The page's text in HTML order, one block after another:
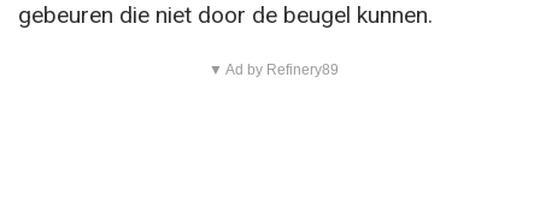
gebeuren die niet door de beugel kunnen.
▼ Ad by Refinery89